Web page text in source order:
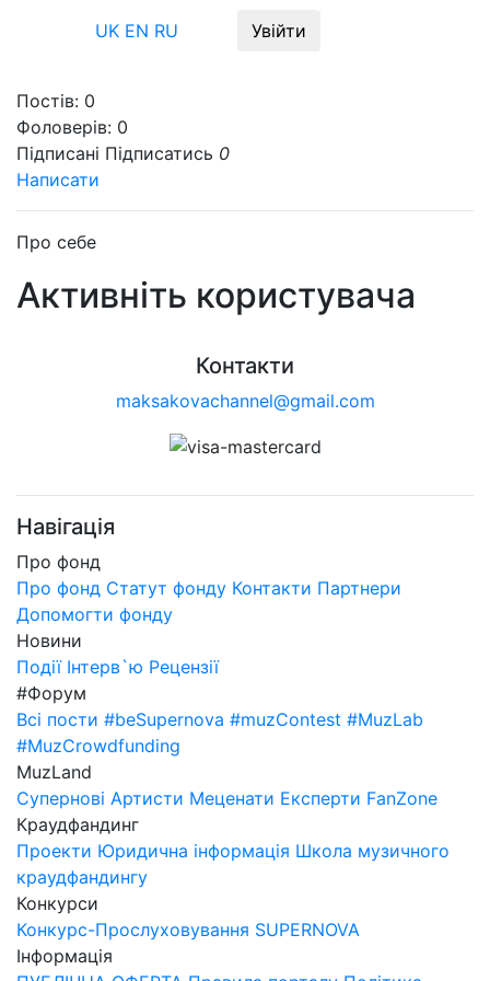
UK EN RU Увійти
Постів: 0
Фоловерів: 0
Підписані Підписатись 0
Написати
Про себе
Активніть користувача
Контакти
maksakovachannel@gmail.com
Навігація
Про фонд
Про фонд Статут фонду Контакти Партнери
Допомогти фонду
Новини
Події Інтерв`ю Рецензії
#Форум
Всі пости #beSupernova #muzContest #MuzLab
#MuzCrowdfunding
MuzLand
Супернові Артисти Меценати Експерти FanZone
Краудфандинг
Проекти Юридична інформація Школа музичного
краудфандингу
Конкурси
Конкурс-Прослуховування SUPERNOVA
Інформація